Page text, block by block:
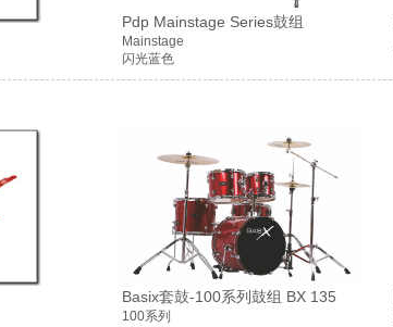
Basix套鼓-100系列鼓组 BX 135
100系列
Pdp Mainstage Series鼓组
Mainstage
闪光蓝色